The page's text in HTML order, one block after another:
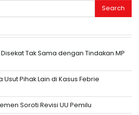
Disekat Tak Sama dengan Tindakan MP
Pihak Lain di Kasus Febrie
Soroti Revisi UU Pemilu